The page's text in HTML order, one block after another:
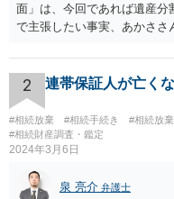
面」は、今回であれば遺産
で主張したい事実、あかさ
ります。 もし、主張した
資料を持っているようであ
し、お姉さんに見られたくな
望に関する申出書」と共に提
いた方が良い事と書かない方
立ての趣旨」のところに書い
ば、まずそれを書くとよい
なぜ調停を申し立てたのか(
2 連帯保証人が亡く
#相続放棄 #相続手続き #相続放棄
#相続財産調査・鑑定
2024年3月6日
泉 亮介 弁護士